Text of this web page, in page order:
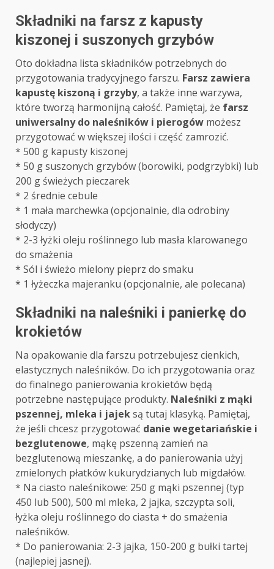
Składniki na farsz z kapusty
kiszonej i suszonych grzybów
Oto dokładna lista składników potrzebnych do
przygotowania tradycyjnego farszu. Farsz zawiera
kapustę kiszoną i grzyby, a także inne warzywa,
które tworzą harmonijną całość. Pamiętaj, że farsz
uniwersalny do naleśników i pierogów możesz
przygotować w większej ilości i część zamrozić.
* 500 g kapusty kiszonej
* 50 g suszonych grzybów (borowiki, podgrzybki) lub
200 g świeżych pieczarek
* 2 średnie cebule
* 1 mała marchewka (opcjonalnie, dla odrobiny
słodyczy)
* 2-3 łyżki oleju roślinnego lub masła klarowanego
do smażenia
* Sól i świeżo mielony pieprz do smaku
* 1 łyżeczka majeranku (opcjonalnie, ale polecana)
Składniki na naleśniki i panierkę do
krokietów
Na opakowanie dla farszu potrzebujesz cienkich,
elastycznych naleśników. Do ich przygotowania oraz
do finalnego panierowania krokietów będą
potrzebne następujące produkty. Naleśniki z mąki
pszennej, mleka i jajeksą tutaj klasyką. Pamiętaj,
że jeśli chcesz przygotować danie wegetariańskie i
bezglutenowe, mąkę pszenną zamień na
bezglutenową mieszankę, a do panierowania użyj
zmielonych płatków kukurydzianych lub migdałów.
* Na ciasto naleśnikowe: 250 g mąki pszennej (typ
450 lub 500), 500 ml mleka, 2 jajka, szczypta soli,
łyżka oleju roślinnego do ciasta + do smażenia
naleśników.
* Do panierowania: 2-3 jajka, 150-200 g bułki tartej
(najlepiej jasnej).